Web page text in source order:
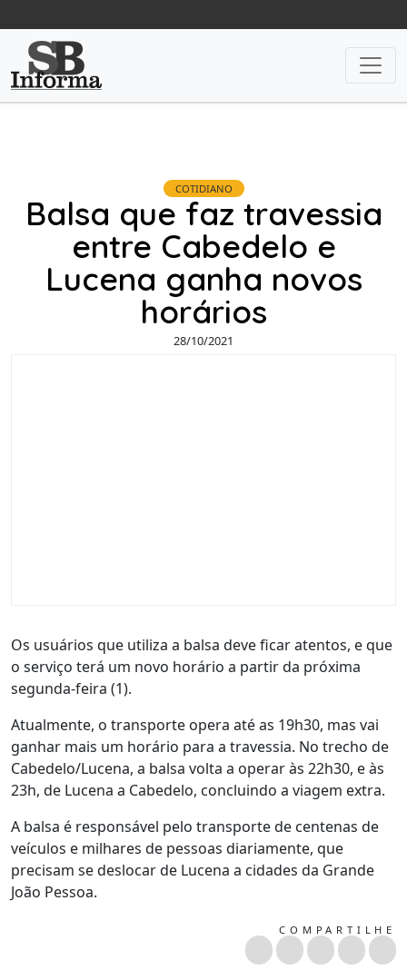
COTIDIANO
Balsa que faz travessia
entre Cabedelo e
Lucena ganha novos
horários
28/10/2021
Os usuários que utiliza a balsa deve ficar atentos, e que
o serviço terá um novo horário a partir da próxima
segunda-feira (1).
Atualmente, o transporte opera até as 19h30, mas vai
ganhar mais um horário para a travessia. No trecho de
Cabedelo/Lucena, a balsa volta a operar às 22h30, e às
23h, de Lucena a Cabedelo, concluindo a viagem extra.
A balsa é responsável pelo transporte de centenas de
veículos e milhares de pessoas diariamente, que
precisam se deslocar de Lucena a cidades da Grande
João Pessoa.
COMPARTILHE